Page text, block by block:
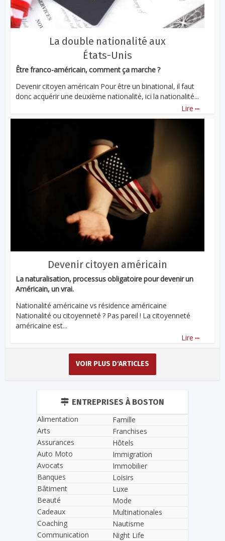
La double nationalité aux
États-Unis
Être franco-américain, comment ça marche ?
Devenir citoyen américain Pour être un binational, il faut
donc acquérir une deuxième nationalité, ici la nationalité...
Lire ...
Devenir citoyen américain
La naturalisation, processus obligatoire pour devenir un
Américain, un vrai.
Nationalité américaine vs résidence américaine
Nationalité ou citoyenneté ? Pas pareil ! La citoyenneté
américaine est...
Lire ...
VOIR PLUS D'ARTICLES
ENTREPRISES À BOSTON
Alimentation
Arts
Assurances
Auto Moto
Avocats
Banques
Bâtiment
Beauté
Cadeaux
Coaching
Communication
Famille
Franchises
Hôtels
Immigration
Immobilier
Loisirs
Luxe
Mode
Multinationales
Nautisme
Night Life